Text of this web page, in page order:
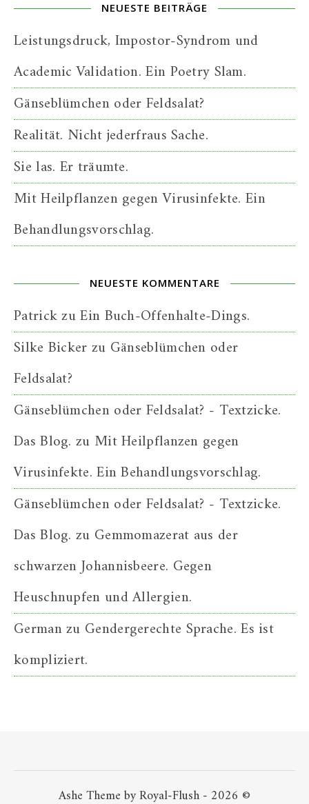
NEUESTE BEITRÄGE
Leistungsdruck, Impostor-Syndrom und
Academic Validation. Ein Poetry Slam.
Gänseblümchen oder Feldsalat?
Realität. Nicht jederfraus Sache.
Sie las. Er träumte.
Mit Heilpflanzen gegen Virusinfekte. Ein
Behandlungsvorschlag.
NEUESTE KOMMENTARE
PatrickzuEin Buch-Offenhalte-Dings.
Silke Bickerzu Gänseblümchen oder
Feldsalat?
Gänseblümchen oder Feldsalat? - Textzicke.
Das Blog. zu Mit Heilpflanzen gegen
Virusinfekte. Ein Behandlungsvorschlag.
Gänseblümchen oder Feldsalat? - Textzicke.
Das Blog. zu Gemmomazerat aus der
schwarzen Johannisbeere. Gegen
Heuschnupfen und Allergien.
Germanzu Gendergerechte Sprache. Es ist
kompliziert.
Ashe Theme by Royal-Flush - 2026 ©